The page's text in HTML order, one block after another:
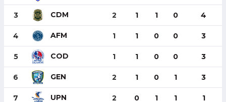
3 CDM 2 1 1 0 4
4 AFM 1 1 0 0 3
5 COD 1 1 0 0 3
6 GEN 2 1 0 1 3
7 UPN 2 0 1 1 1